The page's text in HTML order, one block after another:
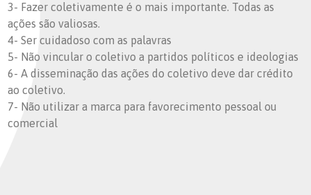
3- Fazer coletivamente é o mais importante. Todas as
ações são valiosas.
4- Ser cuidadoso com as palavras
5- Não vincular o coletivo a partidos políticos e ideologias
6- A disseminação das ações do coletivo deve dar crédito
ao coletivo.
7- Não utilizar a marca para favorecimento pessoal ou
comercial